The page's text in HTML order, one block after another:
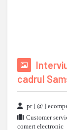
cadrul
pr [ @ ]
Customer
comert electronic